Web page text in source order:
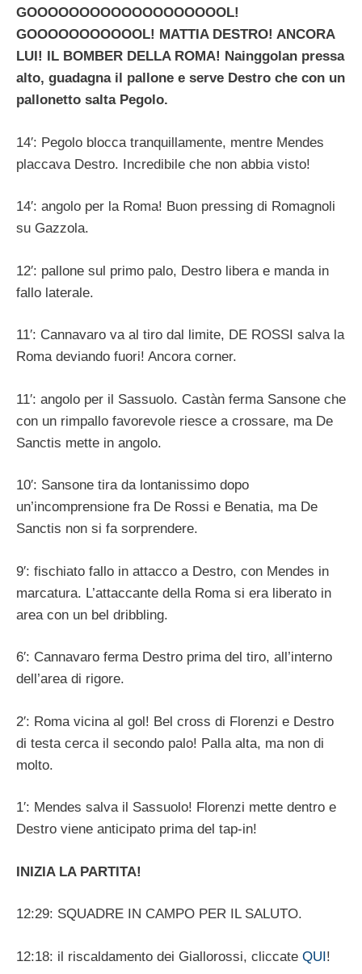
GOOOOOOOOOOOOOOOOOOOL!
GOOOOOOOOOOOL! MATTIA DESTRO! ANCORA
LUI! IL BOMBER DELLA ROMA! Nainggolan pressa
alto, guadagna il pallone e serve Destro che con un
pallonetto salta Pegolo.
14′: Pegolo blocca tranquillamente, mentre Mendes
placcava Destro. Incredibile che non abbia visto!
14′: angolo per la Roma! Buon pressing di Romagnoli
su Gazzola.
12′: pallone sul primo palo, Destro libera e manda in
fallo laterale.
11′: Cannavaro va al tiro dal limite, DE ROSSI salva la
Roma deviando fuori! Ancora corner.
11′: angolo per il Sassuolo. Castàn ferma Sansone che
con un rimpallo favorevole riesce a crossare, ma De
Sanctis mette in angolo.
10′: Sansone tira da lontanissimo dopo
un’incomprensione fra De Rossi e Benatia, ma De
Sanctis non si fa sorprendere.
9′: fischiato fallo in attacco a Destro, con Mendes in
marcatura. L’attaccante della Roma si era liberato in
area con un bel dribbling.
6′: Cannavaro ferma Destro prima del tiro, all’interno
dell’area di rigore.
2′: Roma vicina al gol! Bel cross di Florenzi e Destro
di testa cerca il secondo palo! Palla alta, ma non di
molto.
1′: Mendes salva il Sassuolo! Florenzi mette dentro e
Destro viene anticipato prima del tap-in!
INIZIA LA PARTITA!
12:29: SQUADRE IN CAMPO PER IL SALUTO.
12:18: il riscaldamento dei Giallorossi, cliccate QUI!